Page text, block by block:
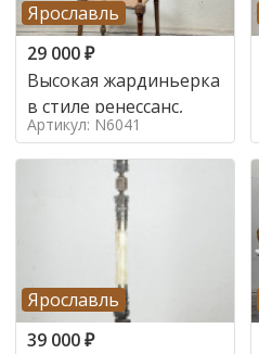
Ярославль
29 000₽
Высокая жардиньерка
в стиле ренессанс,
Артикул: N6041
Ярославль
39 000₽